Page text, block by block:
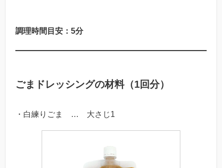
調理時間目安：5分
ごまドレッシングの材料（1回分）
・白練りごま … 大さじ1